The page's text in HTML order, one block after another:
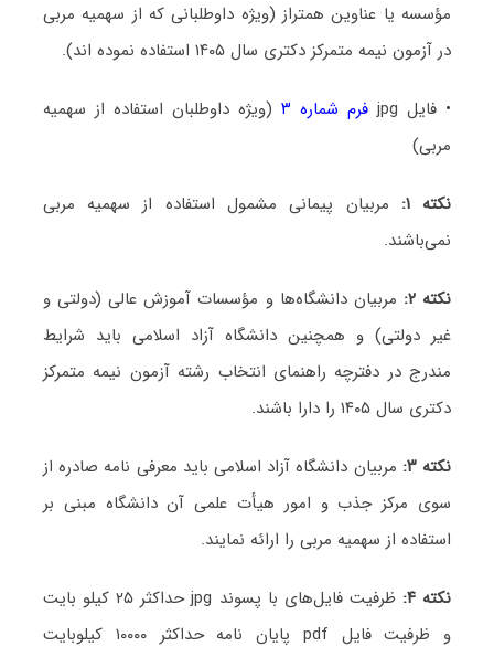
مؤسسه یا عناوین همتراز (ویژه داوطلبانی که از سهمیه مربی
در آزمون نیمه متمرکز دکتری سال ۱۴۰۵ استفاده نموده اند).
• فایل jpg فرم شماره ۳
(ویژه داوطلبان استفاده از سهمیه
مربی)
نکته ۱:
مربیان پیمانی مشمول استفاده از سهمیه مربی
نمی‌باشند.
نکته ۲:
مربیان دانشگاه‌ها و مؤسسات آموزش عالی (دولتی و
غیر دولتی) و همچنین دانشگاه آزاد اسلامی باید شرایط
مندرج در دفترچه راهنمای انتخاب رشته آزمون نیمه متمرکز
دکتری سال ۱۴۰۵ را دارا باشند.
نکته ۳:
مربیان دانشگاه آزاد اسلامی باید معرفی نامه صادره از
سوی مرکز جذب و امور هیأت علمی آن دانشگاه مبنی بر
استفاده از سهمیه مربی را ارائه نمایند.
نکته ۴:
ظرفیت فایل‌های با پسوند jpg حداکثر ۲۵ کیلو بایت
و ظرفیت فایل pdf پایان نامه حداکثر ۱۰۰۰۰ کیلوبایت